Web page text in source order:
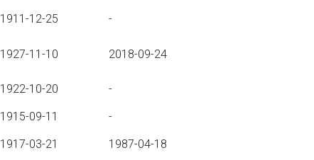
1911-12-25 -
1927-11-10 2018-09-24
1922-10-20 -
1915-09-11 -
1917-03-21 1987-04-18